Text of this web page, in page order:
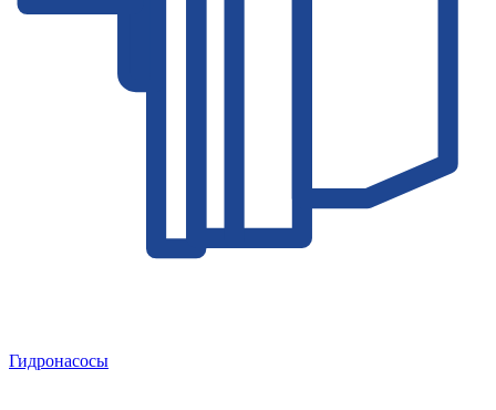
Гидронасосы